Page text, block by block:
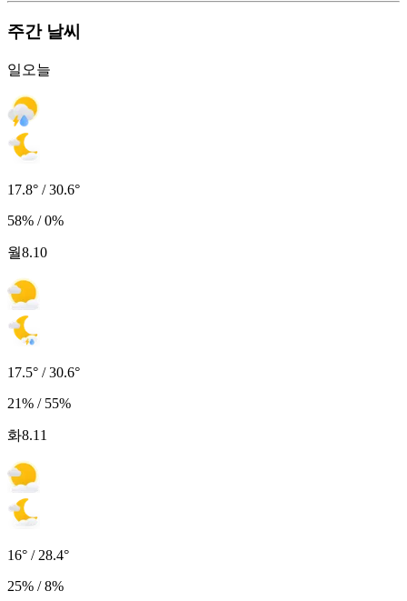
주간 날씨
일 오늘
17.8° / 30.6°
58% / 0%
월8.10
17.5° / 30.6°
21% / 55%
화8.11
16° / 28.4°
25% / 8%